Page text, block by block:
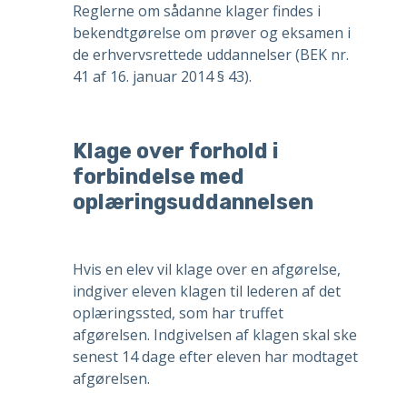
Reglerne om sådanne klager findes i
bekendtgørelse om prøver og eksamen i
de erhvervsrettede uddannelser (BEK nr.
41 af 16. januar 2014 § 43).
Klage over forhold i
forbindelse med
oplæringsuddannelsen
Hvis en elev vil klage over en afgørelse,
indgiver eleven klagen til lederen af det
oplæringssted, som har truffet
afgørelsen. Indgivelsen af klagen skal ske
senest 14 dage efter eleven har modtaget
afgørelsen.